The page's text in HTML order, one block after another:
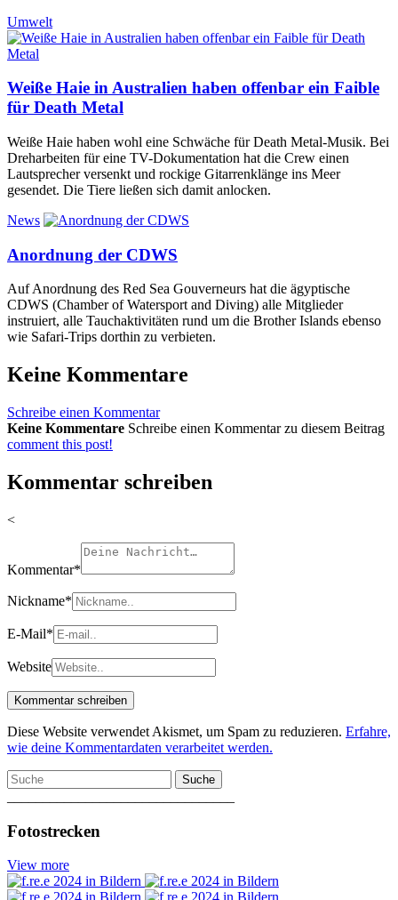
Umwelt
Weiße Haie in Australien haben offenbar ein Faible
für Death Metal
Weiße Haie haben wohl eine Schwäche für Death Metal-Musik. Bei
Dreharbeiten für eine TV-Dokumentation hat die Crew einen
Lautsprecher versenkt und rockige Gitarrenklänge ins Meer
gesendet. Die Tiere ließen sich damit anlocken.
News
Anordnung der CDWS
Auf Anordnung des Red Sea Gouverneurs hat die ägyptische
CDWS (Chamber of Watersport and Diving) alle Mitglieder
instruiert, alle Tauchaktivitäten rund um die Brother Islands ebenso
wie Safari-Trips dorthin zu verbieten.
Keine Kommentare
Schreibe einen Kommentar
Keine Kommentare Schreibe einen Kommentar zu diesem Beitrag
comment this post!
Kommentar schreiben
<
Kommentar*
Nickname*
E-Mail*
Website
Diese Website verwendet Akismet, um Spam zu reduzieren. Erfahre,
wie deine Kommentardaten verarbeitet werden.
Suche
Fotostrecken
View more